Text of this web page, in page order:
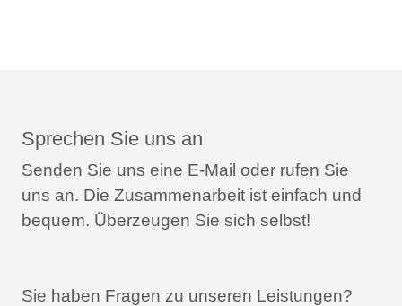
Sprechen Sie uns an
Senden Sie uns eine E-Mail oder rufen Sie
uns an. Die Zusammenarbeit ist einfach und
bequem. Überzeugen Sie sich selbst!
Sie haben Fragen zu unseren Leistungen?